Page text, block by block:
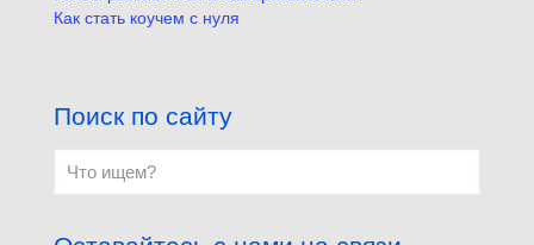
Как стать коучем с нуля
Поиск по сайту